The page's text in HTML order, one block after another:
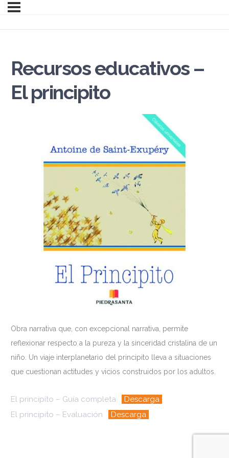
Recursos educativos –
El principito
Obra narrativa que, con excepcional narrativa, permite
reflexionar respecto a la pureza y la sinceridad cristalina de un
niño. Un viaje interplanetario del principito lleva a situaciones
que cuestionan actitudes y vicios construidos por los adultos.
El principito – Guía completa
Descarga
El principito – Evaluación
Descarga